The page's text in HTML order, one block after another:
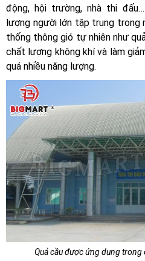
động, hội trường, nhà thi
lượng người lớn tập trung trong
thống thông gió tự nhiên như
chất lượng không khí và làm
quá nhiều năng lượng.
Quả cầu được ứng dụng